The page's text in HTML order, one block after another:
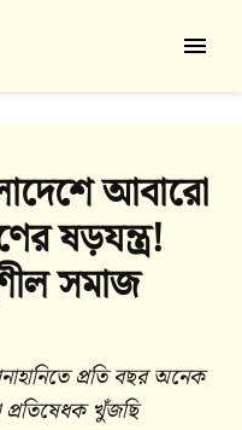
আবারো
ষড়যন্ত্র!
সমাজ
প্রতি বছর অনেক
প্রতিষেধক খুঁজছি